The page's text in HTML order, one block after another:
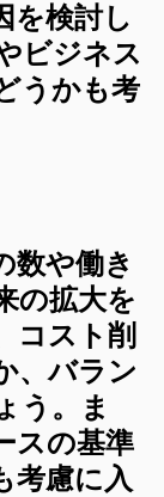
を検討し
ビジネス
うかも考
数や働き
の拡大を
コスト削
、バラン
う。ま
スの基準
考慮に入